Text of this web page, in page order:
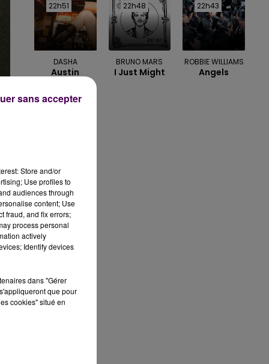
22h51
22h51
DASHA
Austin
22h48
22h48
BRUNO MARS
I Just Might
22h43
22h43
ROBBIE WILLIAMS
Angels
Store and/or
Use profiles to
audiences through
content; Use
fraud, and fix errors;
process personal
actively
Identify devices
dans "Gérer
que pour
cookies" situé en
sans accepter